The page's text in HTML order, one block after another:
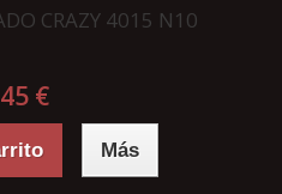
CRAZY 4015 N10
€
Más